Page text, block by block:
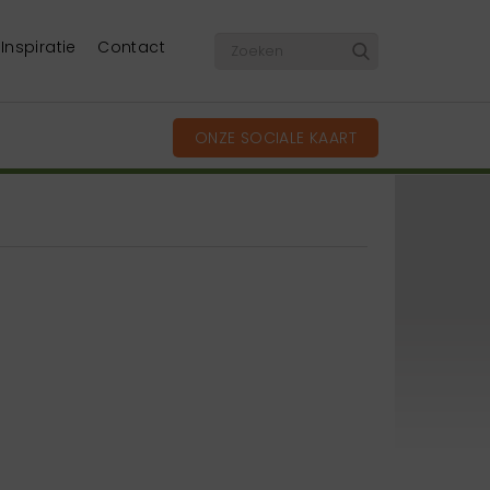
Inspiratie Contact
ONZE SOCIALE KAART